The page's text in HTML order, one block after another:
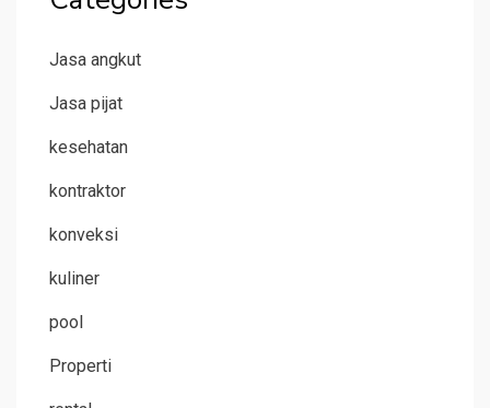
Jasa angkut
Jasa pijat
kesehatan
kontraktor
konveksi
kuliner
pool
Properti